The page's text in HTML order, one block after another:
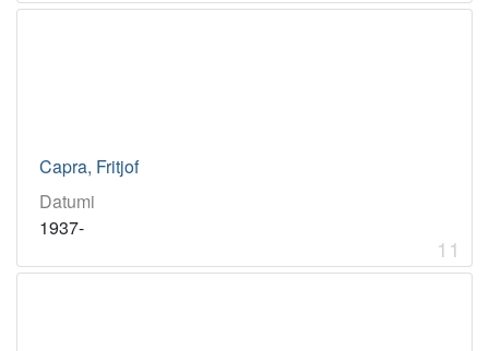
Capra, Fritjof
Datumi
1937-
11